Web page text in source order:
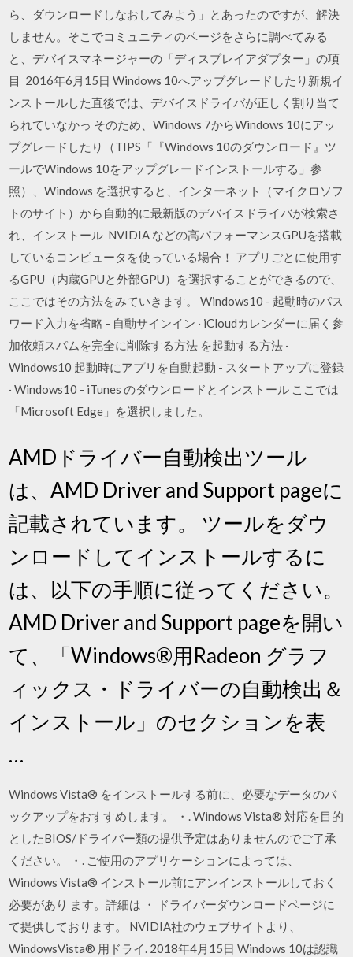
ら、ダウンロードしなおしてみよう」とあったのですが、解決
しません。そこでコミュニティのページをさらに調べてみる
と、デバイスマネージャーの「ディスプレイアダプター」の項
目 2016年6月15日 Windows 10へアップグレードしたり新規イ
ンストールした直後では、デバイスドライバが正しく割り当て
られていなかっ そのため、Windows 7からWindows 10にアッ
プグレードしたり（TIPS「『Windows 10のダウンロード』ツ
ールでWindows 10をアップグレードインストールする」参
照）、Windows を選択すると、インターネット（マイクロソフ
トのサイト）から自動的に最新版のデバイスドライバが検索さ
れ、インストール NVIDIA などの高パフォーマンスGPUを搭載
しているコンピュータを使っている場合！ アプリごとに使用す
るGPU（内蔵GPUと外部GPU）を選択することができるので、
ここではその方法をみていきます。 Windows10 - 起動時のパス
ワード入力を省略 - 自動サインイン · iCloudカレンダーに届く参
加依頼スパムを完全に削除する方法 を起動する方法 ·
Windows10 起動時にアプリを自動起動 - スタートアップに登録
· Windows10 - iTunes のダウンロードとインストール ここでは
「Microsoft Edge」を選択しました。
AMDドライバー自動検出ツール
は、AMD Driver and Support pageに
記載されています。 ツールをダウ
ンロードしてインストールするに
は、以下の手順に従ってください。
AMD Driver and Support pageを開い
て、「Windows®用Radeon グラフ
ィックス・ドライバーの自動検出＆
インストール」のセクションを表
…
Windows Vista® をインストールする前に、必要なデータのバ
ックアップをおすすめします。 ・. Windows Vista® 対応を目的
としたBIOS/ドライバー類の提供予定はありませんのでご了承
ください。 ・. ご使用のアプリケーションによっては、
Windows Vista® インストール前にアンインストールしておく
必要があり ます。詳細は ・ ドライバーダウンロードページに
て提供しております。 NVIDIA社のウェブサイトより、
WindowsVista® 用ドライ. 2018年4月15日 Windows 10は認識